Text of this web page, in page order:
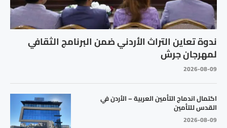
ندوة تعاين التراث الأردني ضمن البرنامج الثقافي
لمهرجان جرش
2026-08-09
اكتمال اندماج التأمين العربية – الأردن في
القدس للتأمين
2026-08-09